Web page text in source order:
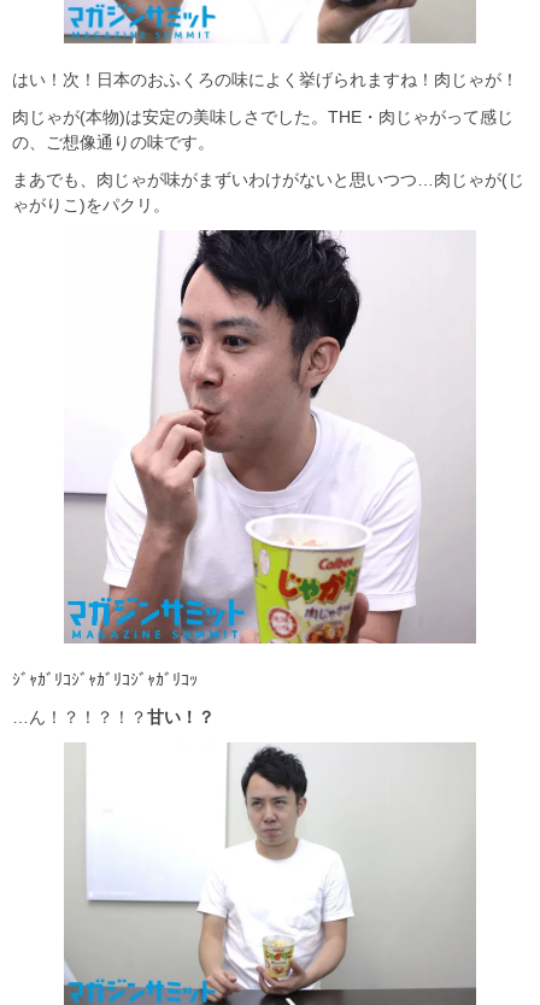
はい！次！日本のおふくろの味によく挙げられますね！肉じゃが！
肉じゃが(本物)は安定の美味しさでした。THE・肉じゃがって感じ
の、ご想像通りの味です。
まあでも、肉じゃが味がまずいわけがないと思いつつ…肉じゃが(じ
ゃがりこ)をパクリ。
ｼﾞｬｶﾞﾘｺｼﾞｬｶﾞﾘｺｼﾞｬｶﾞﾘｺｯ
…ん！？！？！？甘い！？